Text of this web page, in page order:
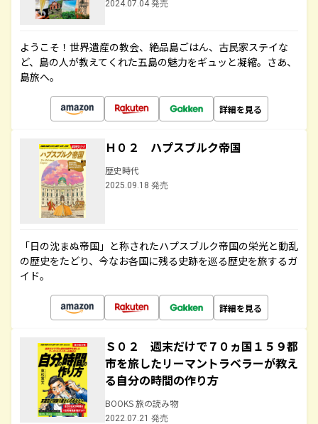
2024.07.04 発売
ようこそ！世界遺産の教会、絶品島ごはん、古民家ステイな
ど、島の人が教えてくれた五島の魅力をギュッと凝縮。さあ、
島旅へ。
詳細を見る
Ｈ０２ ハプスブルク帝国
歴史時代
2025.09.18 発売
「日の沈まぬ帝国」と称されたハプスブルク帝国の栄光と動乱
の歴史をたどり、今なお各国に残る史跡を巡る歴史を旅するガ
イド。
詳細を見る
Ｓ０２ 週末だけで７０ヵ国１５９都
市を旅したリーマントラベラーが教え
る自分の時間の作り方
BOOKS 旅の読み物
2022.07.21 発売